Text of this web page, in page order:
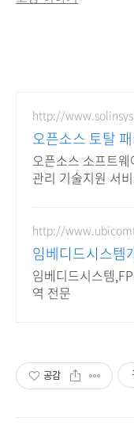
http://
오픈소스 토탈
기술지원 노하우
오픈소스 소프트
관리 기술지원 서
http://
임베디드시스템
임베디드시스템
역 전문
공감